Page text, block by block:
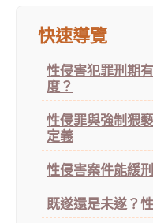
快速導覽
性侵害犯罪刑期
度？
性侵罪與強制猥
定義
性侵害案件能緩
既遂還是未遂？